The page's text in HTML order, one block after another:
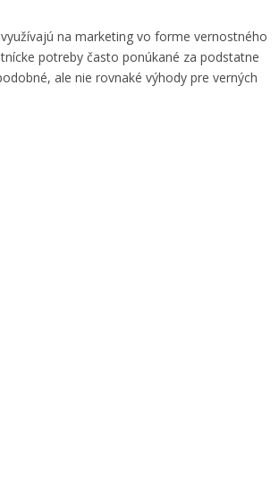
na marketing vo forme vernostného
potreby často ponúkané za podstatne
ale nie rovnaké výhody pre verných